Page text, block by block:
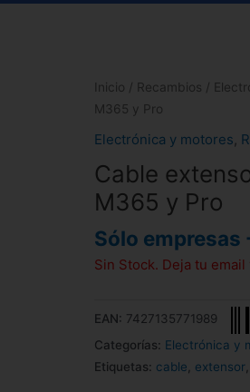
Inicio / Recambios /
M365 y Pro
Electrónica y motores,
Cable
M365 y Pro
Sólo empresas
Sin Stock. Deja tu
EAN: 7427135771989
Categorías: Electrónica y
Etiquetas: cable extensor